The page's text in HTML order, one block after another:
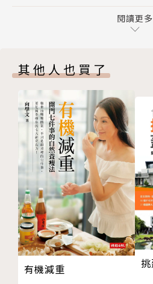
仍願意如飛蛾撲火般投入這場戰
照顧的路上不斷消磨體力、消
最後甚至可能將自我也消磨殆
也曾流下無數眼淚、留下無數
想用自己的親身經歷告訴勇敢
「好好照顧自己，我們一起走
▍獻給每位照顧者
目前台灣大約有76萬名失能
中將近六成完全仰賴家庭照護
都是女性。
因此作者在最初的篇章就告訴
閱讀更多
其他人也買了
有機減重